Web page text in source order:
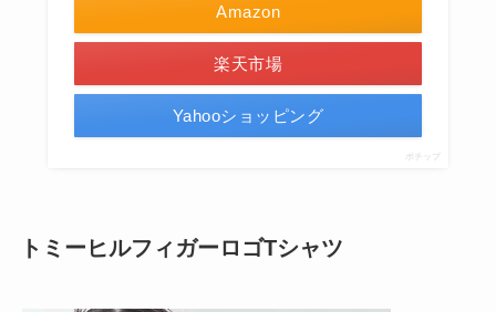
Amazon
楽天市場
Yahooショッピング
ポチップ
トミーヒルフィガーロゴTシャツ